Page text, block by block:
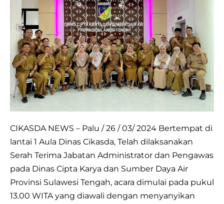
JABATAN
ADMINISTRATOR
DAN
PENGAWAS
PADA
DINAS
CIPTA
KARYA
SUMBER
DAYA
AIR
PROVINSI
SULAWESI
TENGAH
CIKASDA NEWS – Palu / 26 / 03/ 2024 Bertempat di
lantai 1 Aula Dinas Cikasda, Telah dilaksanakan
Serah Terima Jabatan Administrator dan Pengawas
pada Dinas Cipta Karya dan Sumber Daya Air
Provinsi Sulawesi Tengah, acara dimulai pada pukul
13.00 WITA yang diawali dengan menyanyikan